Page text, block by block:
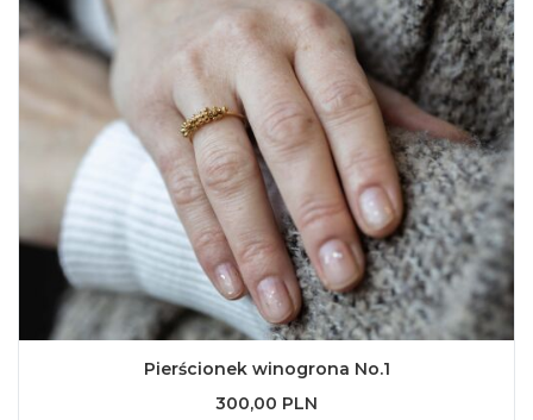
Pierścionek winogrona No.1
300,00 PLN